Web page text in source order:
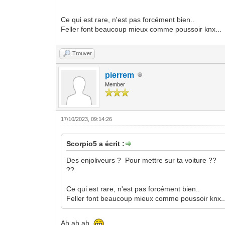
Ce qui est rare, n'est pas forcément bien..
Feller font beaucoup mieux comme poussoir knx...
Trouver
pierrem
Member
17/10/2023, 09:14:26
Scorpio5 a écrit :
Des enjoliveurs ? Pour mettre sur ta voiture ??
??
Ce qui est rare, n'est pas forcément bien..
Feller font beaucoup mieux comme poussoir
Ah ah ah